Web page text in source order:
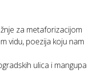
za metaforizacijom
vidu, poezija koju nam
ulica i mangupa